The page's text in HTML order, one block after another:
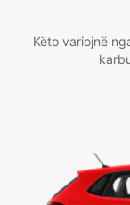
Këto variojnë